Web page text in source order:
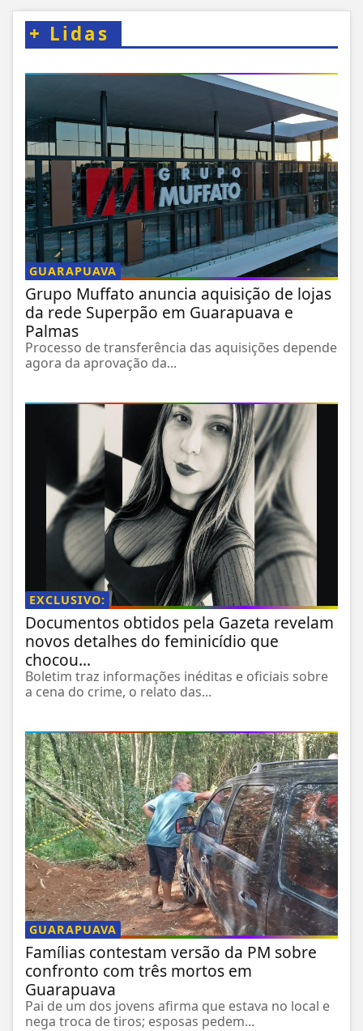
+ Lidas
GUARAPUAVA
Grupo Muffato anuncia aquisição de lojas
da rede Superpão em Guarapuava e
Palmas
Processo de transferência das aquisições depende
agora da aprovação da...
EXCLUSIVO:
Documentos obtidos pela Gazeta revelam
novos detalhes do feminicídio que
chocou...
Boletim traz informações inéditas e oficiais sobre
a cena do crime, o relato das...
GUARAPUAVA
Famílias contestam versão da PM sobre
confronto com três mortos em
Guarapuava
Pai de um dos jovens afirma que estava no local e
nega troca de tiros; esposas pedem...